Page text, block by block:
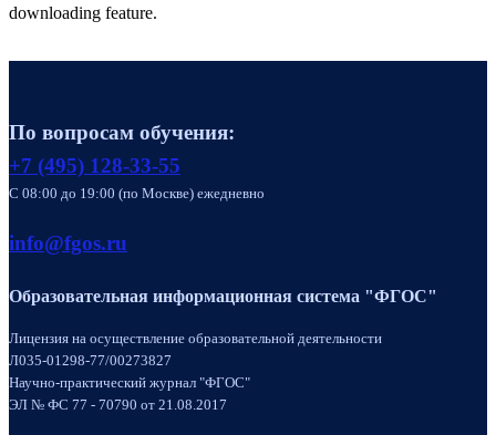
downloading feature.
По вопросам обучения:
+7 (495) 128-33-55
C 08:00 до 19:00 (по Москве) ежедневно
info@fgos.ru
Образовательная информационная система "ФГОС"
Лицензия на осуществление образовательной деятельности
Л035-01298-77/00273827
Научно-практический журнал "ФГОС"
ЭЛ № ФС 77 - 70790 от 21.08.2017